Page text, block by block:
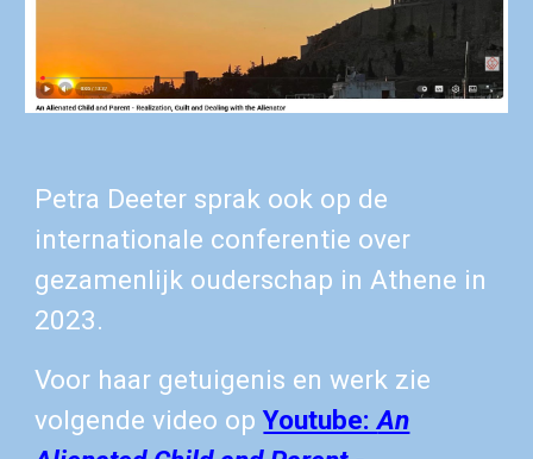
Petra Deeter sprak ook op de
internationale conferentie over
gezamenlijk ouderschap in Athene in
2023.
Voor haar getuigenis en werk zie
volgende video opYoutube:An